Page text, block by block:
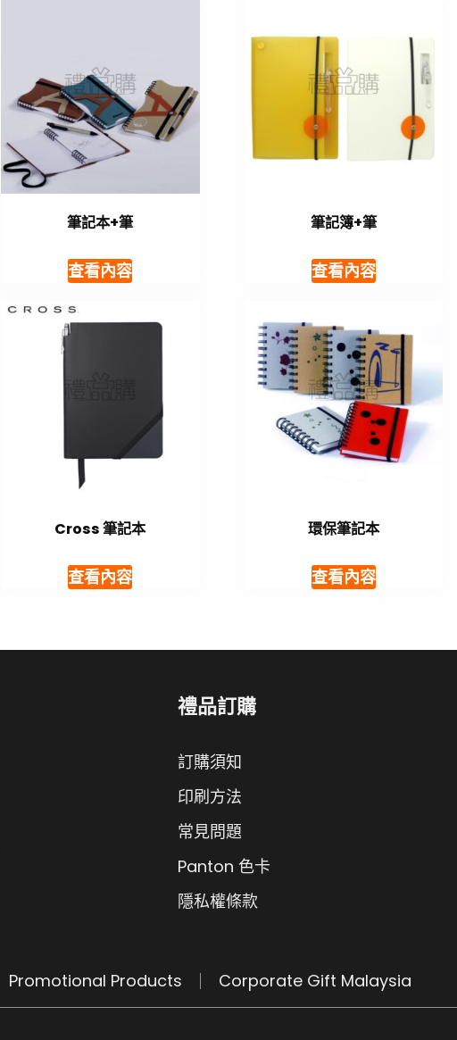
筆記本+筆
查看內容
筆記簿+筆
查看內容
Cross 筆記本
查看內容
環保筆記本
查看內容
禮品訂購
訂購須知
印刷方法
常見問題
Panton 色卡
隱私權條款
Promotional Products Corporate Gift Malaysia